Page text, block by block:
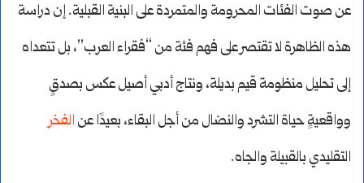
عن صوت الفئات المحرومة والمتمردة على البنية القبلية. إن دراسة
هذه الظاهرة لا تقتصر على فهم فئة من “فقراء العرب”، بل تتعداه
إلى تحليل منظومة قيم بديلة، ونتاج أدبي أصيل عكس بصدقٍ
وواقعيةٍ حياة التشرد والنضال من أجل البقاء، بعيدًا عن الفخر
التقليدي بالقبيلة والجاه.